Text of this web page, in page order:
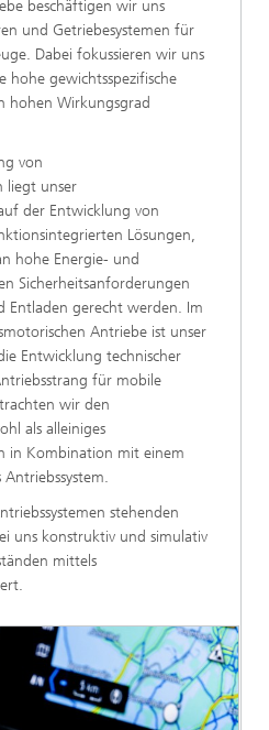
beschäftigen wir uns
und Getriebesystemen für
Dabei fokussieren wir uns
hohe gewichtsspezifische
hohen Wirkungsgrad
von
liegt unser
der Entwicklung von
Lösungen,
hohe Energie- und
Sicherheitsanforderungen
Entladen gerecht werden. Im
Antriebe ist unser
Entwicklung technischer
für mobile
wir den
als alleiniges
in Kombination mit einem
stehenden
uns konstruktiv und simulativ
mittels